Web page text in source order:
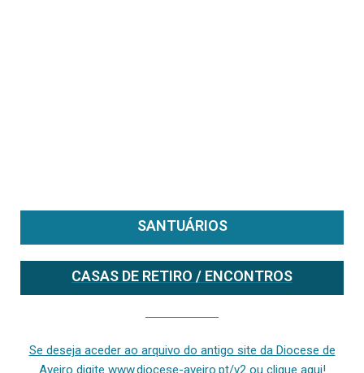
SANTUÁRIOS
CASAS DE RETIRO / ENCONTROS
Se deseja aceder ao arquivo do antigo site da Diocese de
Aveiro digite www.diocese-aveiro.pt/v2 ou clique aqui!